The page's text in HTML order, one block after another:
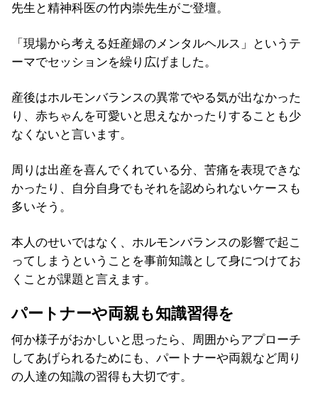
先生と精神科医の竹内崇先生がご登壇。
「現場から考える妊産婦のメンタルヘルス」というテ
ーマでセッションを繰り広げました。
産後はホルモンバランスの異常でやる気が出なかった
り、赤ちゃんを可愛いと思えなかったりすることも少
なくないと言います。
周りは出産を喜んでくれている分、苦痛を表現できな
かったり、自分自身でもそれを認められないケースも
多いそう。
本人のせいではなく、ホルモンバランスの影響で起こ
ってしまうということを事前知識として身につけてお
くことが課題と言えます。
パートナーや両親も知識習得を
何か様子がおかしいと思ったら、周囲からアプローチ
してあげられるためにも、パートナーや両親など周り
の人達の知識の習得も大切です。